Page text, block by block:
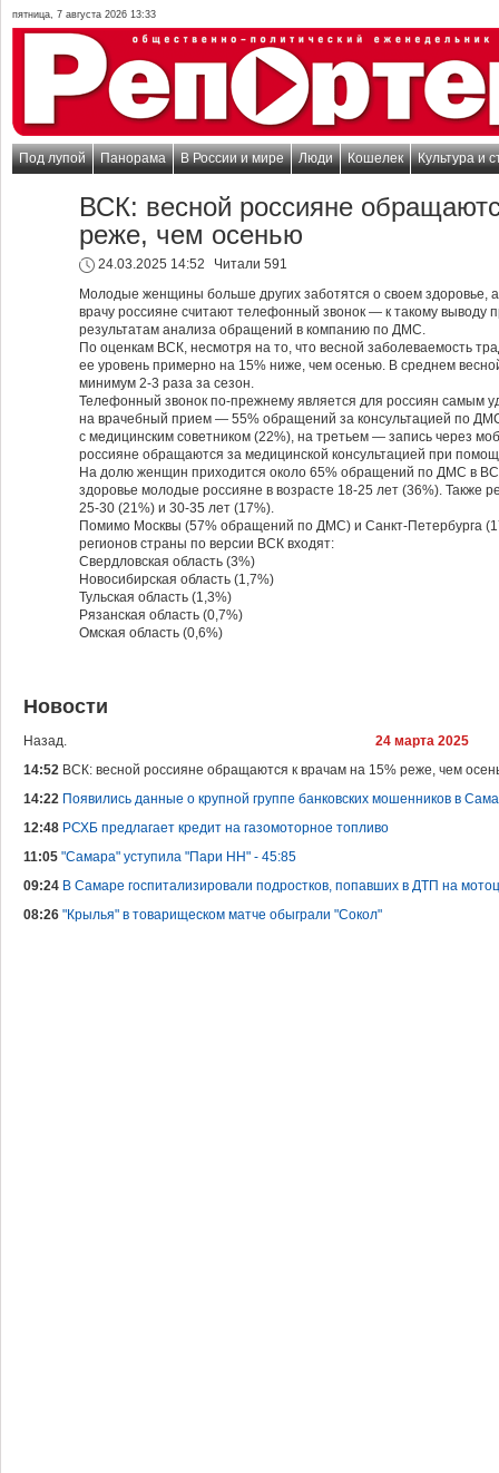
пятница, 7 августа 2026 13:33
Под лупой Панорама В России и мире Люди Кошелек Культура и
ВСК: весной россияне
реже, чем осенью
24.03.2025 14:52
Читали 591
Молодые женщины больше других заботятся о своем здоровье,
врачу россияне считают телефонный звонок — к такому
результатам анализа обращений в компанию по ДМС.
По оценкам ВСК, несмотря на то, что весной заболеваемость
ее уровень примерно на 15% ниже, чем осенью. В среднем
минимум 2-3 раза за сезон.
Телефонный звонок по-прежнему является для россиян самым
на врачебный прием — 55% обращений за консультацией по
с медицинским советником (22%), на третьем — запись через
россияне обращаются за медицинской консультацией при
На долю женщин приходится около 65% обращений по ДМС в
здоровье молодые россияне в возрасте 18-25 лет (36%). Также
25-30 (21%) и 30-35 лет (17%).
Помимо Москвы (57% обращений по ДМС) и Санкт-Петербурга
регионов страны по версии ВСК входят:
Свердловская область (3%)
Новосибирская область (1,7%)
Тульская область (1,3%)
Рязанская область (0,7%)
Омская область (0,6%)
Новости
Назад.
24 марта 2025
14:52 ВСК: весной россияне обращаются к врачам на 15% реже, чем
14:22 Появились данные о крупной группе банковских мошенников в
12:48 РСХБ предлагает кредит на газомоторное топливо
11:05 "Самара" уступила "Пари НН" - 45:85
09:24 В Самаре госпитализировали подростков, попавших в ДТП на
08:26 "Крылья" в товарищеском матче обыграли "Сокол"